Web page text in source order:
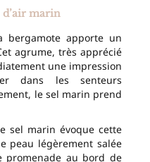
d’air marin
bergamote apporte un
agrume, très apprécié
une impression
dans les senteurs
le sel marin prend
sel marin évoque cette
peau légèrement salée
promenade au bord de